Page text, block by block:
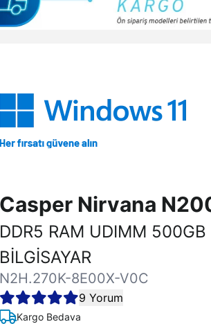
Casper Nirvana
DDR5 RAM UDIMM
BİLGİSAYAR
N2H.270K-8E00X-V0C
9 Yorum
Kargo Bedava